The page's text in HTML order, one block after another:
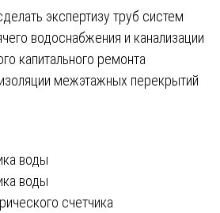
экспертизу труб систем
водоснабжения и канализации
капитального ремонта
межэтажных перекрытий
воды
воды
счетчика